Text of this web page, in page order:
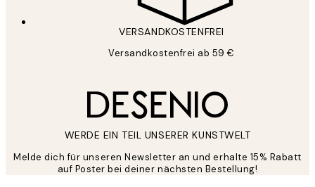
VERSANDKOSTENFREI
Versandkostenfrei ab 59 €
WERDE EIN TEIL UNSERER KUNSTWELT
Melde dich für unseren Newsletter an und erhalte 15% Rabatt
auf Poster bei deiner nächsten Bestellung!